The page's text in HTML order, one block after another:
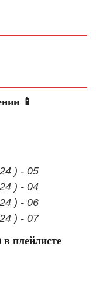
📱
) - 05
) - 04
) - 06
) - 07
плейлисте